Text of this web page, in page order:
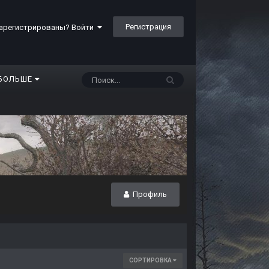
Войти Регистрация
Профиль
СОРТИРОВКА